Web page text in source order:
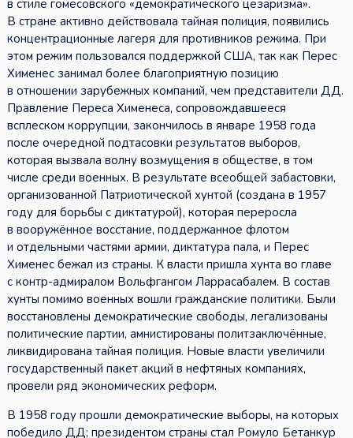
в стиле гомесовского «демократического цезаризма».
В стране активно действовала тайная полиция, появились
концентрационные лагеря для противников режима. При
этом режим пользовался поддержкой США, так как Перес
Хименес занимал более благоприятную позицию
в отношении зарубежных компаний, чем представители ДД.
Правление Переса Хименеса, сопровождавшееся
всплеском коррупции, закончилось в январе 1958 года
после очередной подтасовки результатов выборов,
которая вызвала волну возмущения в обществе, в том
числе среди военных. В результате всеобщей забастовки,
организованной Патриотической хунтой (создана в 1957
году для борьбы с диктатурой), которая переросла
в вооружённое восстание, поддержанное флотом
и отдельными частями армии, диктатура пала, и Перес
Хименес бежал из страны. К власти пришла хунта во главе
с контр-адмиралом Вольфгангом Ларрасабалем. В состав
хунты помимо военных вошли гражданские политики. Были
восстановлены демократические свободы, легализованы
политические партии, амнистированы политзаключённые,
ликвидирована тайная полиция. Новые власти увеличили
государственный пакет акций в нефтяных компаниях,
провели ряд экономических реформ.
В 1958 году прошли демократические выборы, на которых
победило ДД; президентом страны стал Ромуло Бетанкур